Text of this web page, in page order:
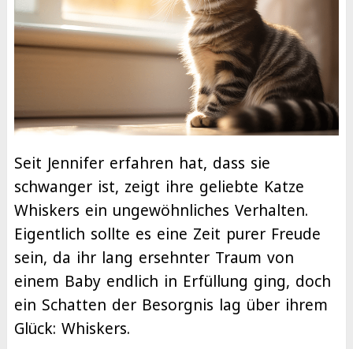
Seit Jennifer erfahren hat, dass sie
schwanger ist, zeigt ihre geliebte Katze
Whiskers ein ungewöhnliches Verhalten.
Eigentlich sollte es eine Zeit purer Freude
sein, da ihr lang ersehnter Traum von
einem Baby endlich in Erfüllung ging, doch
ein Schatten der Besorgnis lag über ihrem
Glück: Whiskers.